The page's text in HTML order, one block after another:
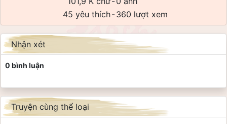
45 yêu thích-360 lượt xem
Nhận xét
0 bình luận
Truyện cùng thể loại